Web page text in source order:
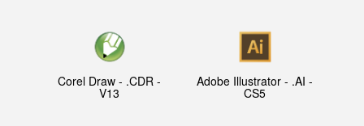
Corel Draw - .CDR -
V13
Adobe Illustrator - .AI -
CS5